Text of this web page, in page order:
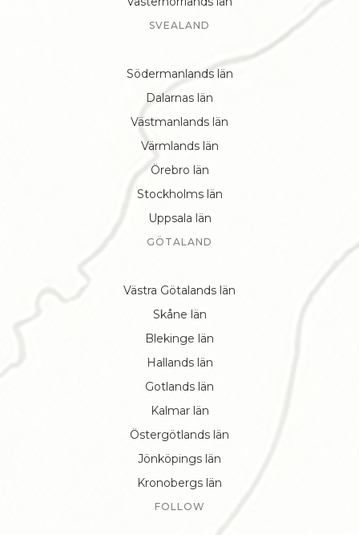
SVEALAND
Södermanlands län
Dalarnas län
Västmanlands län
Värmlands län
Örebro län
Stockholms län
Uppsala län
GÖTALAND
Västra Götalands län
Skåne län
Blekinge län
Hallands län
Gotlands län
Kalmar län
Östergötlands län
Jönköpings län
Kronobergs län
FOLLOW